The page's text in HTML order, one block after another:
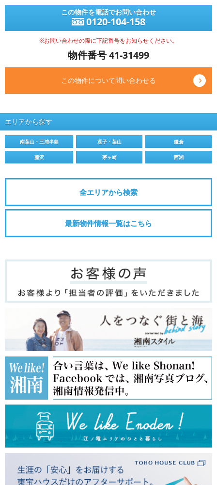
この物件を電話でお問い合わせ
0120-104-158
※お問い合わせの際に下記番号をお知らせください。
物件番号 41-31499
この物件について問い合わせる
エリアから探す
南葉山・三浦半島 逗子・葉山 鎌倉
藤沢 茅ヶ崎 西湘
全エリアから検索
最新物件情報一覧はこちら